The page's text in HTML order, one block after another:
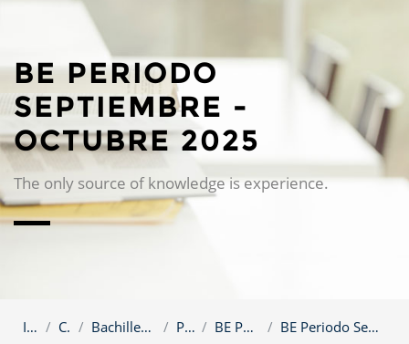
BE PERIODO
SEPTIEMBRE -
OCTUBRE 2025
The only source of knowledge is experience.
Inicio Cursos Bachillerato Empresarial Periodos BE Periodos 2025 BE Periodo Septiembre - Octubre 2025